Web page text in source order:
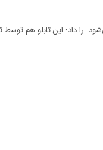
را داد؛ این تابلو هم توسط